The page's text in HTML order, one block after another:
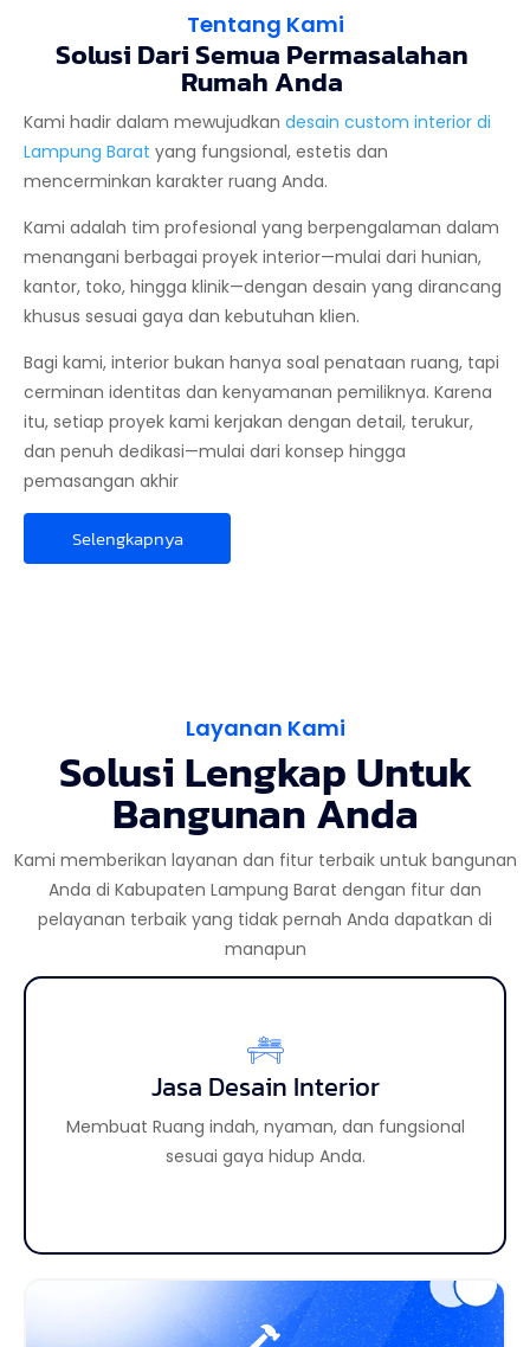
Tentang Kami
Solusi Dari Semua Permasalahan
Rumah Anda
Kami hadir dalam mewujudkan desain custom interior di
Lampung Barat yang fungsional, estetis dan
mencerminkan karakter ruang Anda.
Kami adalah tim profesional yang berpengalaman dalam
menangani berbagai proyek interior—mulai dari hunian,
kantor, toko, hingga klinik—dengan desain yang dirancang
khusus sesuai gaya dan kebutuhan klien.
Bagi kami, interior bukan hanya soal penataan ruang, tapi
cerminan identitas dan kenyamanan pemiliknya. Karena
itu, setiap proyek kami kerjakan dengan detail, terukur,
dan penuh dedikasi—mulai dari konsep hingga
pemasangan akhir
Selengkapnya
Layanan Kami
Solusi Lengkap Untuk
Bangunan Anda
Kami memberikan layanan dan fitur terbaik untuk bangunan
Anda di Kabupaten Lampung Barat dengan fitur dan
pelayanan terbaik yang tidak pernah Anda dapatkan di
manapun
Jasa Desain Interior
Membuat Ruang indah, nyaman, dan fungsional
sesuai gaya hidup Anda.
Jasa Desain Eksterior
Membuat tampilan luar bangunan lebih aesthetic
sehingga meningkatkan daya tarik properti Anda.